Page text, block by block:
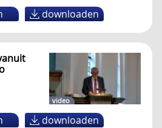
downloaden
video
downloaden